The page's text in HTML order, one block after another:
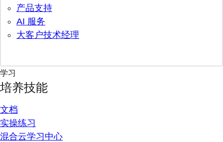
产品支持
AI 服务
大客户技术经理
学习
培养技能
文档
实操练习
混合云学习中心